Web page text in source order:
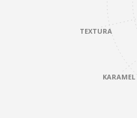
KARAMEL
TEXTURA